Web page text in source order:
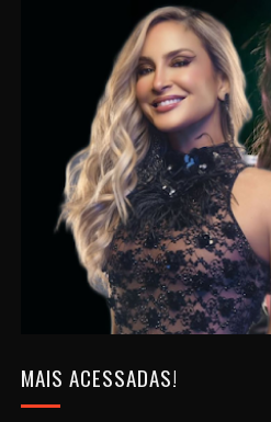
MAIS ACESSADAS!